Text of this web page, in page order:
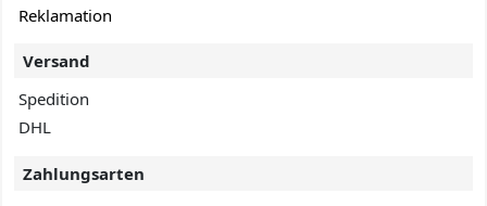
Reklamation
Versand
Spedition
DHL
Zahlungsarten